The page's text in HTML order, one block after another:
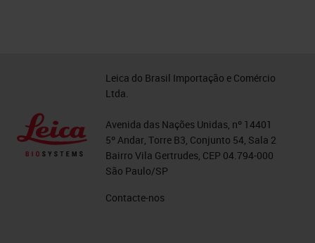
Leica do Brasil Importação e Comércio
Ltda.
Avenida das Nações Unidas, nº 14401
5º Andar, Torre B3, Conjunto 54, Sala 2
Bairro Vila Gertrudes, CEP 04.794-000
São Paulo/SP
Contacte-nos